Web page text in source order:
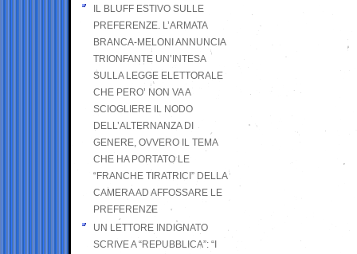
IL BLUFF ESTIVO SULLE
PREFERENZE. L’ARMATA
BRANCA-MELONI ANNUNCIA
TRIONFANTE UN’INTESA
SULLA LEGGE ELETTORALE
CHE PERO’ NON VA A
SCIOGLIERE IL NODO
DELL’ALTERNANZA DI
GENERE, OVVERO IL TEMA
CHE HA PORTATO LE
“FRANCHE TIRATRICI” DELLA
CAMERA AD AFFOSSARE LE
PREFERENZE
UN LETTORE INDIGNATO
SCRIVE A “REPUBBLICA”: “I